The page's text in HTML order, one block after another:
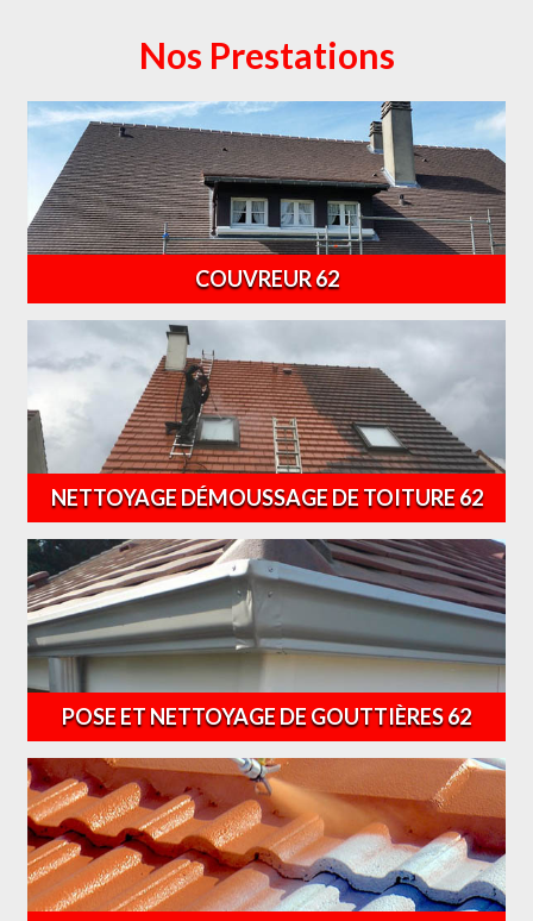
Nos Prestations
COUVREUR 62
NETTOYAGE DÉMOUSSAGE DE TOITURE 62
POSE ET NETTOYAGE DE GOUTTIÈRES 62